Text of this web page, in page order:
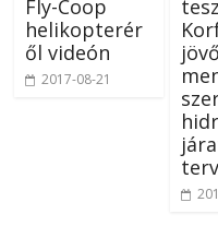
Fly-Coop
helikopterér
ől videón
2017-08-21